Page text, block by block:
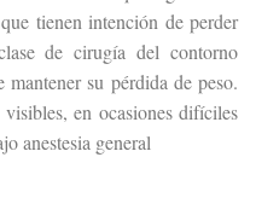
tienen intención de perder
de cirugía del contorno
mantener su pérdida de peso.
en ocasiones difíciles
anestesia general